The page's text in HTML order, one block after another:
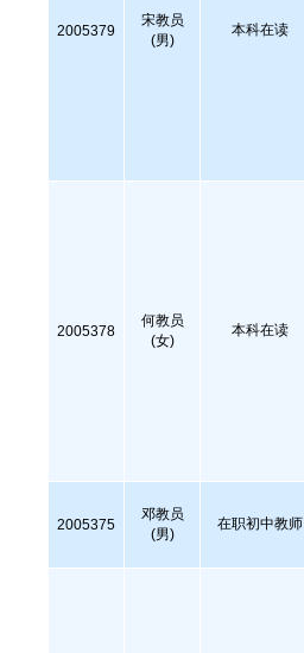
2005379
宋教员
(男)
本科在读
2005378
何教员
(女)
本科在读
2005375
邓教员
(男)
在职初中教师